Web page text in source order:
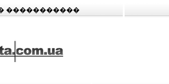
�����������